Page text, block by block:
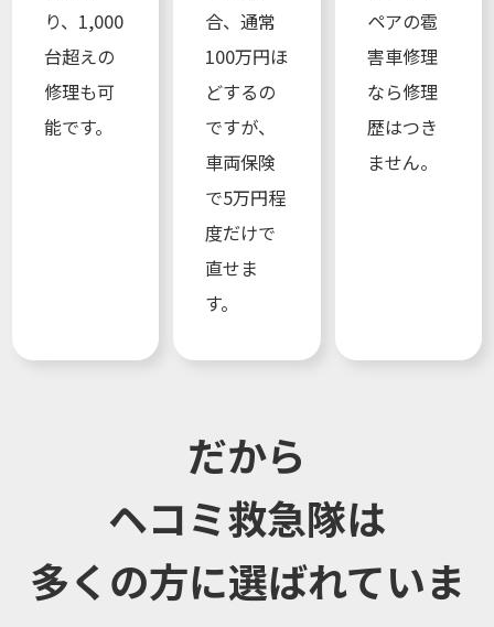
り、1,000
台超えの
修理も可
能です。
合、通常
100万円ほ
どするの
ですが、
車両保険
で5万円程
度だけで
直せま
す。
ペアの雹
害車修理
なら修理
歴はつき
ません。
だから
ヘコミ救急隊は
多くの方に選ばれていま